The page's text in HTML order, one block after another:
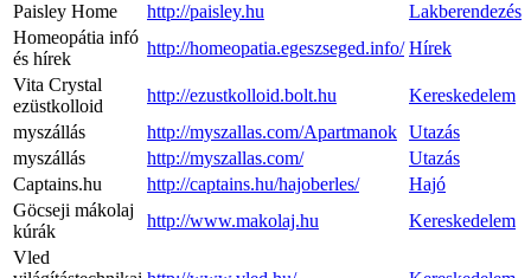
Paisley Home
http://paisley.hu
Lakberendezés
Homeopátia infó
és hírek
http://homeopatia.egeszseged.info/ Hírek
Vita Crystal
ezüstkolloid
http://ezustkolloid.bolt.hu
Kereskedelem
myszállás
http://myszallas.com/Apartmanok Utazás
myszállás
http://myszallas.com/
Utazás
Captains.hu
http://captains.hu/hajoberles/
Hajó
Göcseji mákolaj
kúrák
http://www.makolaj.hu
Kereskedelem
Vled